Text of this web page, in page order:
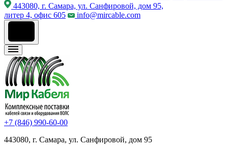
443080, г. Самара, ул. Санфировой, дом 95,
литер 4, офис 605
info@mircable.com
+7 (846) 990-60-00
443080, г. Самара, ул. Санфировой, дом 95